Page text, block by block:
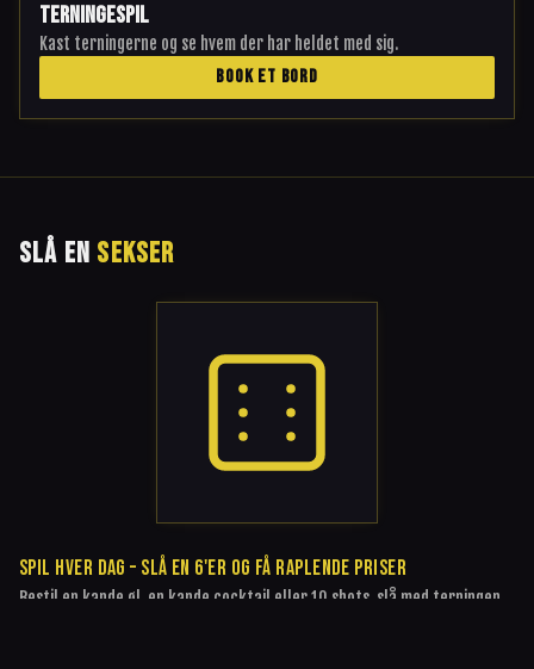
Terningespil
Kast terningerne og se hvem der har heldet med sig.
BOOK ET BORD
SLÅ EN SEKSER
SPIL HVER DAG – SLÅ EN 6'ER OG FÅ RAPLENDE PRISER
Bestil en kande øl, en kande cocktail eller 10 shots, slå med terningen,